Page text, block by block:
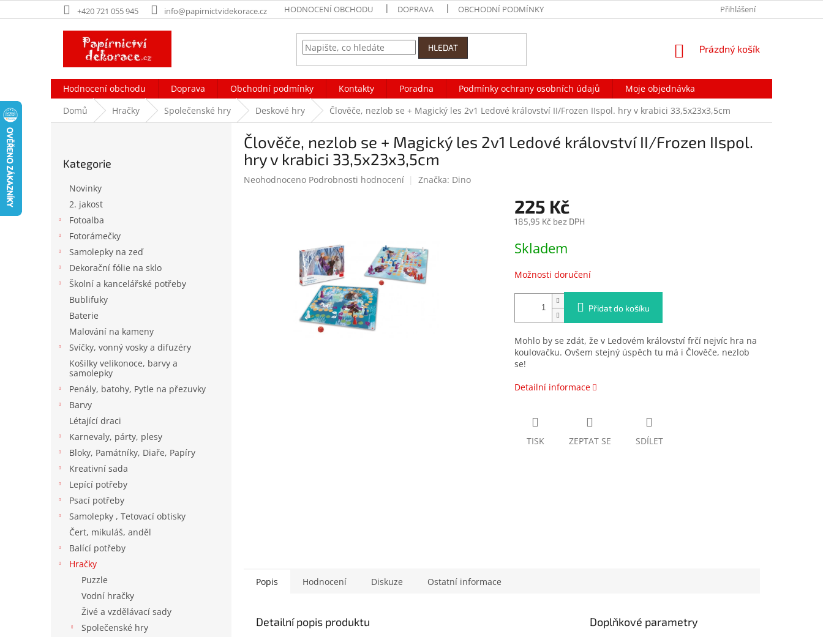
na
+420 721 055 945 info@papirnictvidekorace.cz HODNOCENÍ OBCHODU DOPRAVA OBCHODNÍ PODMÍNKY NAPIŠTE NÁM
Přihlášení
HLEDAT
NÁKUPNÍ
Prázdný košík
Hodnocení obchodu Doprava Obchodní podmínky Kontakty Poradna Podmínky ochrany osobních údajů
Moje objednávka
Domů
Hračky Společenské hry Deskové hry Člověče, nezlob se + Magický les 2v1 Ledové království II/Frozen IIspol. hry v krabici 33,5x23x3,5cm
kategorie
Kategorie
Novinky
2. jakost
Fotoalba
Fotorámečky
Samolepky na zeď
Dekorační fólie na sklo
Školní a kancelářské potřeby
Bublifuky
Baterie
Malování na kameny
Svíčky, vonný vosky a difuzéry
Košilky velikonoce, barvy a
samolepky
Penály, batohy, Pytle na přezuvky
Barvy
Létající draci
Karnevaly, párty, plesy
Bloky, Památníky, Diaře, Papíry
Kreativní sada
Lepící potřeby
Psací potřeby
Samolepky , Tetovací obtisky
Čert, mikuláš, anděl
Balící potřeby
Hračky
Puzzle
Vodní hračky
Živé a vzdělávací sady
Společenské hry
Člověče, nezlob se + Magický les 2v1 Ledové království II/Frozen IIspol.
hry v krabici 33,5x23x3,5cm
Průměrné
Neohodnoceno Podrobnosti hodnocení Značka: Dino
225 Kč
185,95 Kč bez DPH
cena:
Skladem
Možnosti doručení
Přidat do košíku
Mohlo by se zdát, že v Ledovém království frčí nejvíc hra na
koulovačku. Ovšem stejný úspěch tu má i Člověče, nezlob
se!
Detailní informace
TISK ZEPTAT SE SDÍLET
Popis Hodnocení Diskuze Ostatní informace
Detailní popis produktu Doplňkové parametry